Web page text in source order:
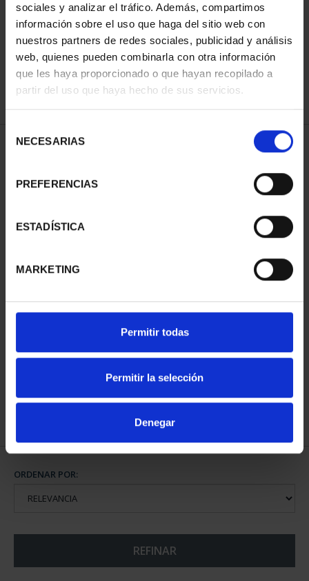
sociales y analizar el tráfico. Además, compartimos
información sobre el uso que haga del sitio web con
nuestros partners de redes sociales, publicidad y análisis
web, quienes pueden combinarla con otra información
que les haya proporcionado o que hayan recopilado a
partir del uso que haya hecho de sus servicios.
NECESARIAS
PREFERENCIAS
ESTADÍSTICA
MARKETING
Permitir todas
Permitir la selección
Denegar
ORDENAR POR:
REFINAR
2 Productos encontrados
CIUDADES PATRIMONIO
73,00 €
CIUDADES PATRIMONIO
73,00 €
ORDENAR POR:
REFINAR